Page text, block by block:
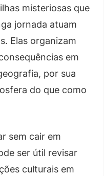
misteriosas que
jornada atuam
Elas organizam
em
por sua
do que como
sem cair em
ser útil revisar
culturais em